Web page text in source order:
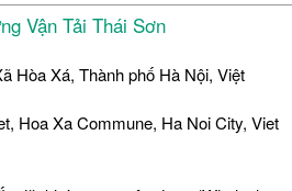
Vận Tải Thái Sơn
Hòa Xá, Thành phố Hà Nội, Việt
Hoa Xa Commune, Ha Noi City, Viet